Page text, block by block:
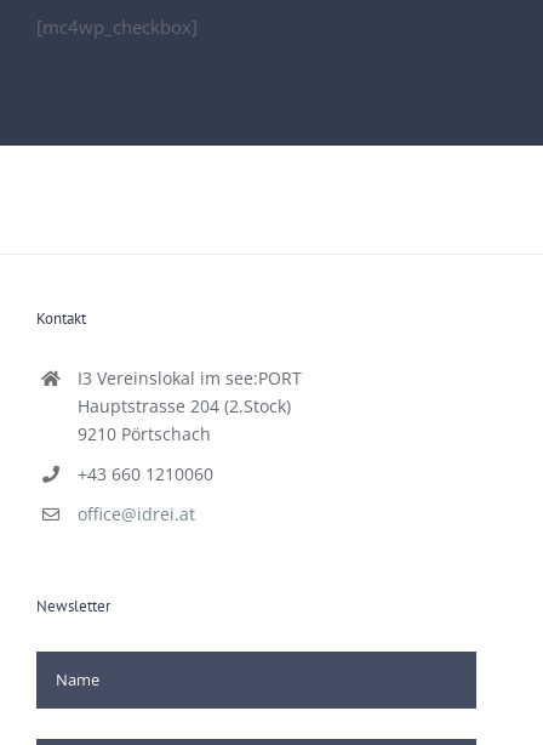
[mc4wp_checkbox]
Kontakt
I3 Vereinslokal im see:PORT
Hauptstrasse 204 (2.Stock)
9210 Pörtschach
+43 660 1210060
office@idrei.at
Newsletter